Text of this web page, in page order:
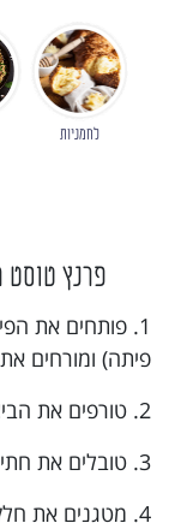
לחמניות
פרנץ טוסט
פיתה) ומורחים
2. טורפים את הביצה עם החלב.
3. טובלים את חתיכות הפיתה בבלילה.
4. מטגנים את